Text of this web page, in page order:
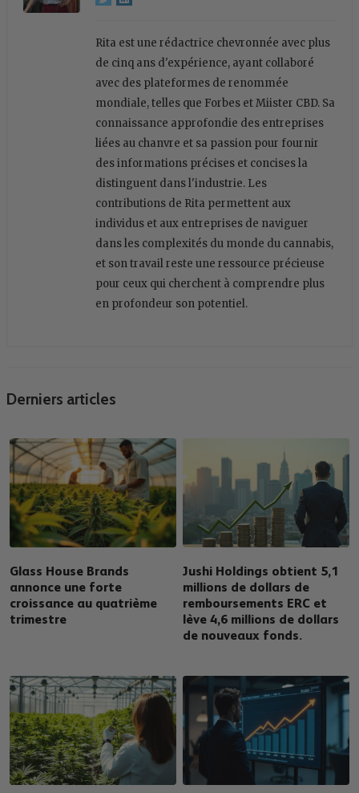
Rita est une rédactrice chevronnée avec plus
de cinq ans d'expérience, ayant collaboré
avec des plateformes de renommée
mondiale, telles que Forbes et Miister CBD. Sa
connaissance approfondie des entreprises
liées au chanvre et sa passion pour fournir
des informations précises et concises la
distinguent dans l'industrie. Les
contributions de Rita permettent aux
individus et aux entreprises de naviguer
dans les complexités du monde du cannabis,
et son travail reste une ressource précieuse
pour ceux qui cherchent à comprendre plus
en profondeur son potentiel.
Derniers articles
Glass House Brands
annonce une forte
croissance au quatrième
trimestre
Jushi Holdings obtient 5,1
millions de dollars de
remboursements ERC et
lève 4,6 millions de dollars
de nouveaux fonds.